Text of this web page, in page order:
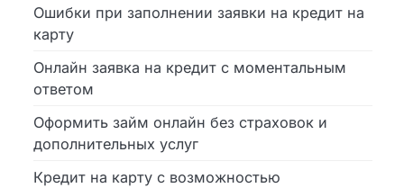
Ошибки при заполнении заявки на кредит на
карту
Онлайн заявка на кредит с моментальным
ответом
Оформить займ онлайн без страховок и
дополнительных услуг
Кредит на карту с возможностью